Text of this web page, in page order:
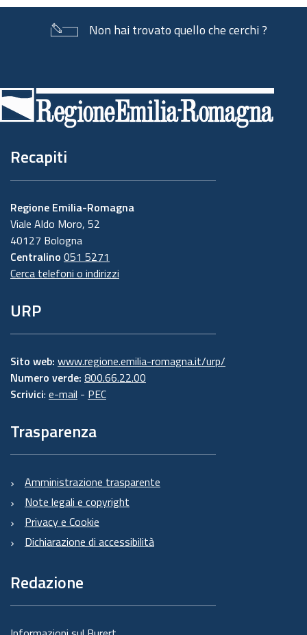
Non hai trovato quello che cerchi ?
di
pagina
Recapiti
Regione Emilia-Romagna
Viale Aldo Moro, 52
40127 Bologna
Centralino 051 5271
Cerca telefoni o indirizzi
URP
Sito web: www.regione.emilia-romagna.it/urp/
Numero verde: 800.66.22.00
Scrivici: e-mail - PEC
Trasparenza
Amministrazione trasparente
Note legali e copyright
Privacy e Cookie
Dichiarazione di accessibilità
Redazione